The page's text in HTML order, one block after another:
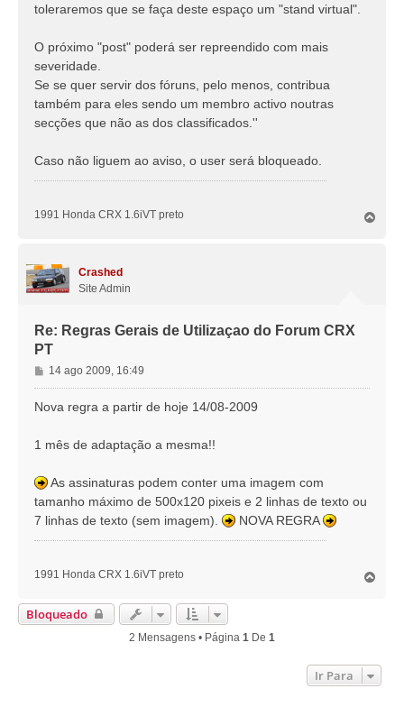
toleraremos que se faça deste espaço um "stand virtual".
O próximo "post" poderá ser repreendido com mais
severidade.
Se se quer servir dos fóruns, pelo menos, contribua
também para eles sendo um membro activo noutras
secções que não as dos classificados.''
Caso não liguem ao aviso, o user será bloqueado.
1991 Honda CRX 1.6iVT preto
Crashed
Site Admin
Re: Regras Gerais de Utilizaçao do Forum CRX
PT
M
e
n
g
m
14 ago 2009, 16:49
Nova regra a partir de hoje 14/08-2009
1 mês de adaptação a mesma!!
As assinaturas podem conter uma imagem com
tamanho máximo de 500x120 pixeis e 2 linhas de texto ou
7 linhas de texto (sem imagem).
NOVA REGRA
1991 Honda CRX 1.6iVT preto
Bloqueado
2 Mensagens • Página 1 De 1
Ir Para